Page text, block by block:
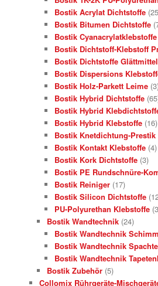
Bostik Acrylat Dichtstoffe
Bostik Bitumen Dichtstoffe
Bostik Cyanacrylatklebstoffe
Bostik Dichtstoff-Klebstoff
Bostik Dichtstoffe Glättmittel
Bostik Dispersions
Bostik Holz-Parkett Leime
Bostik Hybrid Dichtstoffe
Bostik Hybrid
Bostik Hybrid Klebstoffe (16)
Bostik Knetdichtung-Prestik
Bostik Kontakt Klebstoffe (4)
Bostik Kork Dichtstoffe (3)
Bostik PE Rundschnüre-
Bostik Reiniger (17)
Bostik Silicon Dichtstoffe
PU-Polyurethan Klebstoffe
Bostik Wandtechnik (24)
Bostik Wandtechnik
Bostik Wandtechnik
Bostik Wandtechnik
Bostik Zubehör (5)
Collomix Rührgeräte-